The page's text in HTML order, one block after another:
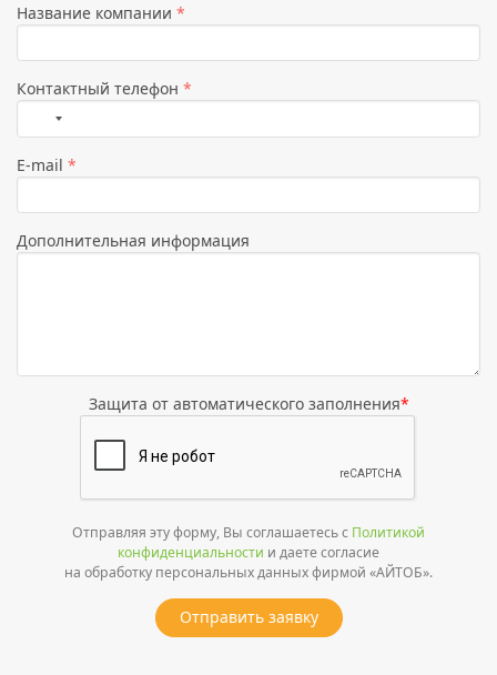
Название компании *
Контактный телефон *
Страна
не
выбрана
E-mail *
Дополнительная информация
Защита от автоматического заполнения*
Отправляя эту форму, Вы соглашаетесь с Политикой
конфиденциальности и даете согласие
на обработку персональных данных фирмой «АЙТОБ».
Отправить заявку